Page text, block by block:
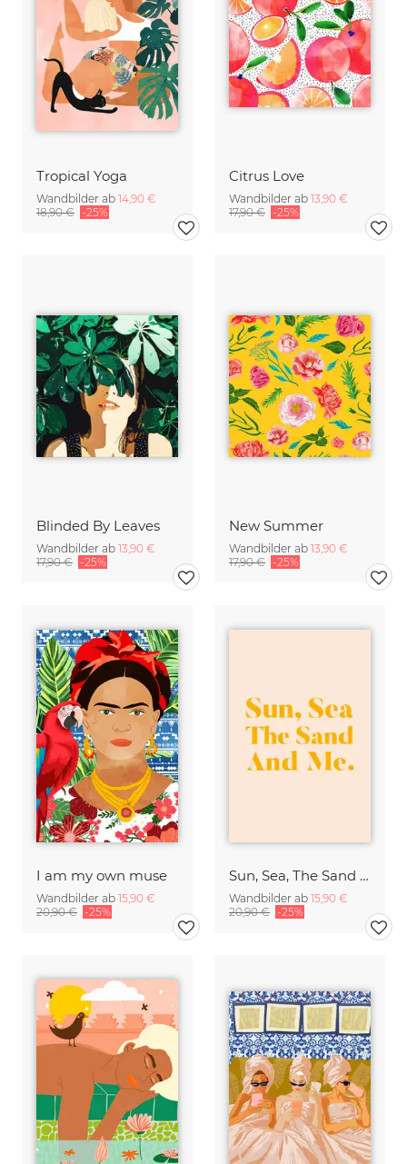
Tropical Yoga
Wandbilder ab 14,90 €
18,90 € -25%
Citrus Love
Wandbilder ab 13,90 €
17,90 € -25%
Blinded By Leaves
Wandbilder ab 13,90 €
17,90 € -25%
New Summer
Wandbilder ab 13,90 €
17,90 € -25%
I am my own muse
Wandbilder ab 15,90 €
20,90 € -25%
Sun, Sea, The Sand & Me
Wandbilder ab 15,90 €
20,90 € -25%